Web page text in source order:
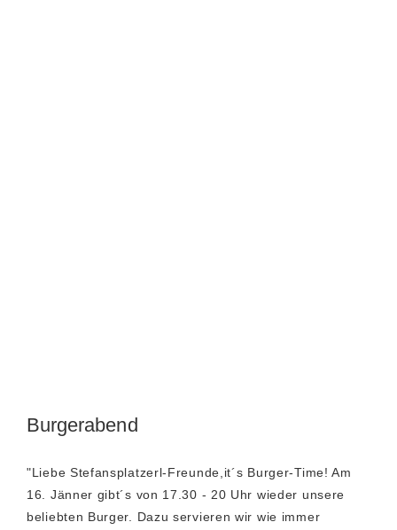
Burgerabend
"Liebe Stefansplatzerl-Freunde,it´s Burger-Time! Am
16. Jänner gibt´s von 17.30 - 20 Uhr wieder unsere
beliebten Burger. Dazu servieren wir wie immer